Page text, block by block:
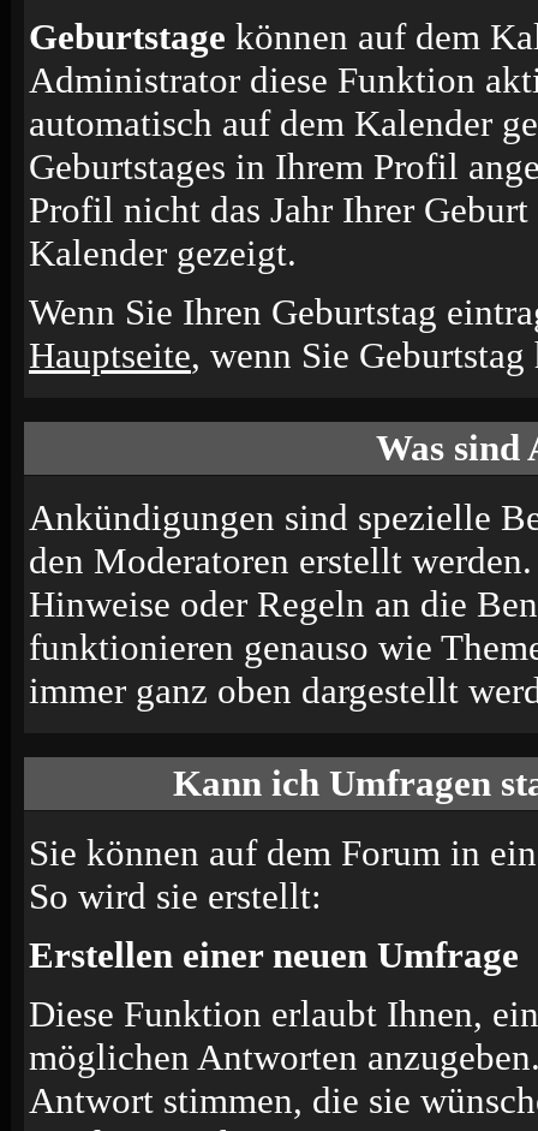
Geburtstage können auf dem
Administrator diese Funktion
automatisch auf dem Kalender
Geburtstages in Ihrem Profil
Profil nicht das Jahr Ihrer
Kalender gezeigt.
Wenn Sie Ihren Geburtstag
Hauptseite, wenn Sie Geburtstag
Was sind
Ankündigungen sind spezielle
den Moderatoren erstellt
Hinweise oder Regeln an die
funktionieren genauso wie
immer ganz oben dargestellt
Kann ich Umfragen
Sie können auf dem Forum in
So wird sie erstellt:
Erstellen einer neuen Umfrage
Diese Funktion erlaubt Ihnen,
möglichen Antworten
Antwort stimmen, die sie